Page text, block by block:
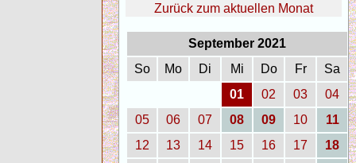
Zurück zum aktuellen Monat
September 2021
So
Mo Di Mi Do Fr
Sa
01
02 03
04
05
06 07 08 09 10
11
12
13 14 15 16 17
18